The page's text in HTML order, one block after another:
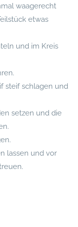
waagerecht
etwas
und im Kreis
steif schlagen und
setzen und die
lassen und vor